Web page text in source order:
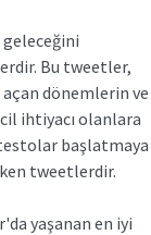
Bu tweetler,
dönemlerin ve
ihtiyacı olanlara
başlatmaya
tweetlerdir.
yaşanan en iyi